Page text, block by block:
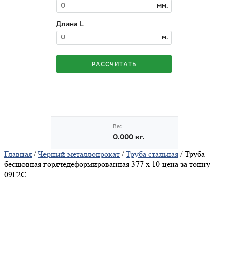
Главная /Черный металлопрокат /Труба стальная / Труба
бесшовная горячедеформированная 377 х 10 цена за тонну
09Г2С